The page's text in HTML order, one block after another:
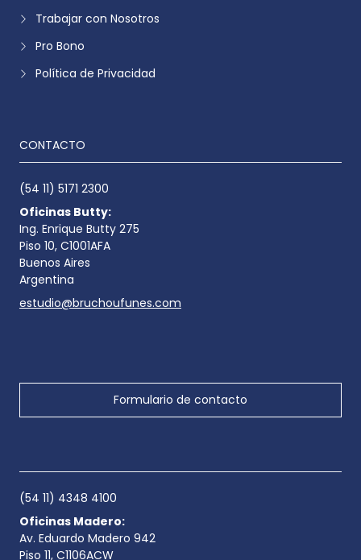
Trabajar con Nosotros
Pro Bono
Política de Privacidad
CONTACTO
(54 11) 5171 2300
Oficinas Butty:
Ing. Enrique Butty 275
Piso 10, C1001AFA
Buenos Aires
Argentina
estudio@bruchoufunes.com
Formulario de contacto
(54 11) 4348 4100
Oficinas Madero:
Av. Eduardo Madero 942
Piso 11, C1106ACW